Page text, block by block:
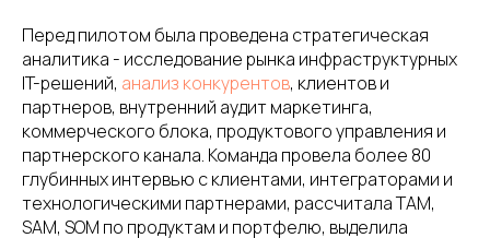
Перед пилотом была проведена стратегическая
аналитика - исследование рынка инфраструктурных
IT-решений, анализ конкурентов, клиентов и
партнеров, внутренний аудит маркетинга,
коммерческого блока, продуктового управления и
партнерского канала. Команда провела более 80
глубинных интервью с клиентами, интеграторами и
технологическими партнерами, рассчитала TAM,
SAM, SOM по продуктам и портфелю, выделила